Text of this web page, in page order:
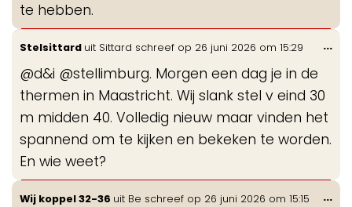
te hebben.
Stelsittard uit Sittard schreef op 26 juni 2026 om 15:29
@d&i @stellimburg. Morgen een dag je in de
thermen in Maastricht. Wij slank stel v eind 30
m midden 40. Volledig nieuw maar vinden het
spannend om te kijken en bekeken te worden.
En wie weet?
...
Wij koppel 32-36 uit Be schreef op 26 juni 2026 om 15:15 ...